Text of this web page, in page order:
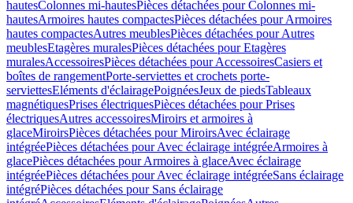
hautesColonnes mi-hautesPièces détachées pour Colonnes mi-
hautesArmoires hautes compactesPièces détachées pour Armoires
hautes compactesAutres meublesPièces détachées pour Autres
meublesEtagères muralesPièces détachées pour Etagères
muralesAccessoiresPièces détachées pour AccessoiresCasiers et
boîtes de rangementPorte-serviettes et crochets porte-
serviettesEléments d'éclairagePoignéesJeux de piedsTableaux
magnétiquesPrises électriquesPièces détachées pour Prises
électriquesAutres accessoiresMiroirs et armoires à
glaceMiroirsPièces détachées pour MiroirsAvec éclairage
intégréePièces détachées pour Avec éclairage intégréeArmoires à
glacePièces détachées pour Armoires à glaceAvec éclairage
intégréePièces détachées pour Avec éclairage intégréeSans éclairage
intégréPièces détachées pour Sans éclairage